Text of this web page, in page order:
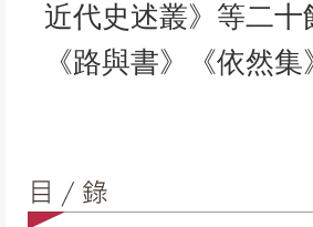
近代史述叢》等二
《路與書》《依然